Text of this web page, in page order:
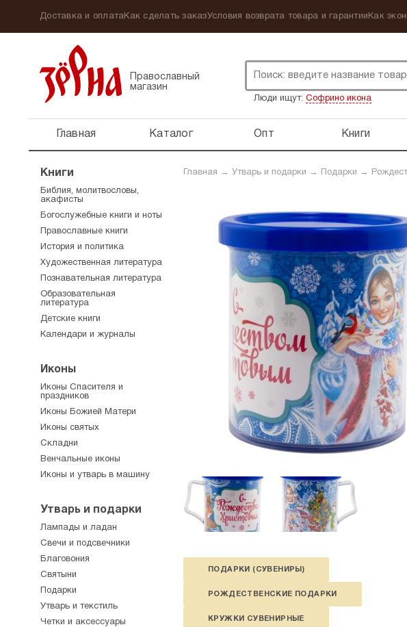
Доставка и оплатаКак сделать заказУсловия возврата товара и гарантии Как
Православный
магазин
Люди ищут: Софрино икона
Главная Каталог Опт Книги
Главная → Утварь и подарки → Подарки →
ПОДАРКИ (СУВЕНИРЫ)
РОЖДЕСТВЕНСКИЕ ПОДАРКИ
КРУЖКИ СУВЕНИРНЫЕ
Книги
Библия, молитвословы,
акафисты
Богослужебные книги и ноты
Православные книги
История и политика
Художественная литература
Познавательная литература
Образовательная
литература
Детские книги
Календари и журналы
Иконы
Иконы Спасителя и
праздников
Иконы Божией Матери
Иконы святых
Складни
Венчальные иконы
Иконы и утварь в машину
Утварь и подарки
Лампады и ладан
Свечи и подсвечники
Благовония
Святыни
Подарки
Утварь и текстиль
Четки и аксессуары